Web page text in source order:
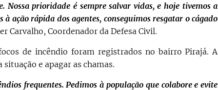
prioridade é sempre salvar vidas, e hoje tivemos a
ação rápida dos agentes, conseguimos resgatar o cágado
Carvalho, Coordenador da Defesa Civil.
de incêndio foram registrados no bairro Pirajá. A
e apagar as chamas.
frequentes. Pedimos à população que colabore e evite